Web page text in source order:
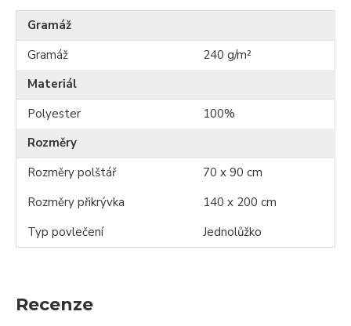
Gramáž
Gramáž
240 g/m²
Materiál
Polyester
100%
Rozměry
Rozměry polštář
70 x 90 cm
Rozměry přikrývka
140 x 200 cm
Typ povlečení
Jednolůžko
Recenze